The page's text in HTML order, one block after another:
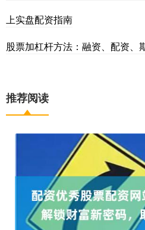
上实盘配资指南
股票加杠杆方法：融资、配资、
推荐阅读